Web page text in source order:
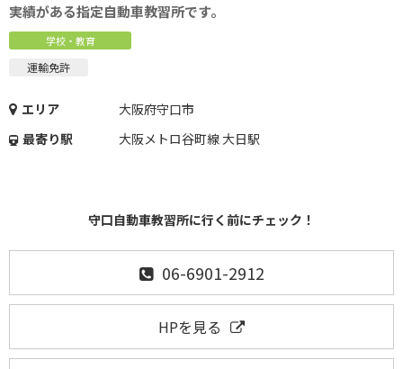
実績がある指定自動車教習所です。
学校・教育
運輸免許
エリア
大阪府守口市
最寄り駅
大阪メトロ谷町線 大日駅
守口自動車教習所に行く前にチェック！
06-6901-2912
HPを見る